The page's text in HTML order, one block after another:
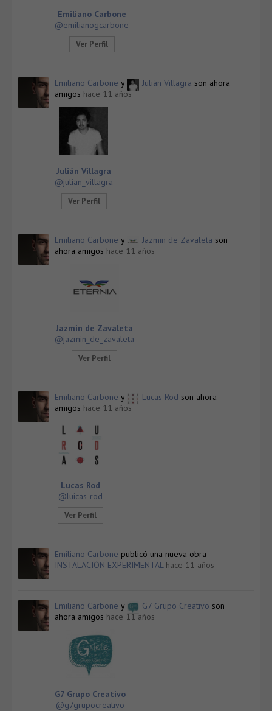
Emiliano Carbone
@emilianogcarbone
Ver Perfil
Emiliano Carbone y Julián Villagra son ahora
amigos hace 11 años
Julián Villagra
@julian_villagra
Ver Perfil
Emiliano Carbone y Jazmin de Zavaleta son
ahora amigos hace 11 años
Jazmin de Zavaleta
@jazmin_de_zavaleta
Ver Perfil
Emiliano Carbone y Lucas Rod son ahora
amigos hace 11 años
Lucas Rod
@luicas-rod
Ver Perfil
Emiliano Carbone publicó una nueva obra
INSTALACIÓN EXPERIMENTAL hace 11 años
Emiliano Carbone y G7 Grupo Creativo son
ahora amigos hace 11 años
G7 Grupo Creativo
@g7grupocreativo